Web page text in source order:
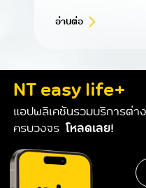
อ่านต่อ
NT easy life+
แอปพลิเคชันรวมบริการต่า
ครบวงจร โหลดเลย!